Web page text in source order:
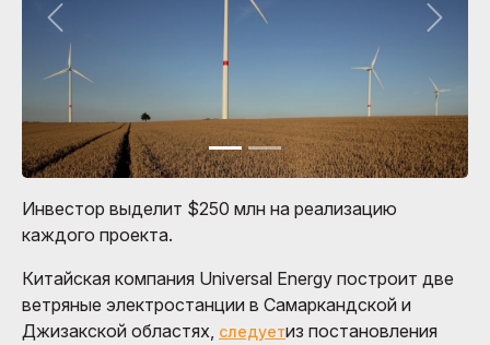
Инвестор выделит $250 млн на реализацию
каждого проекта.
Китайская компания Universal Energy построит две
ветряные электростанции в Самаркандской и
Джизакской областях, следуетиз постановления